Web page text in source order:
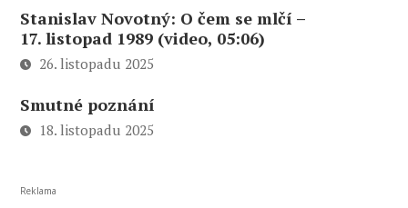
Stanislav Novotný: O čem se mlčí –
17. listopad 1989 (video, 05:06)
26. listopadu 2025
Smutné poznání
18. listopadu 2025
Reklama